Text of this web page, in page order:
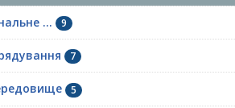
... 9
7
5